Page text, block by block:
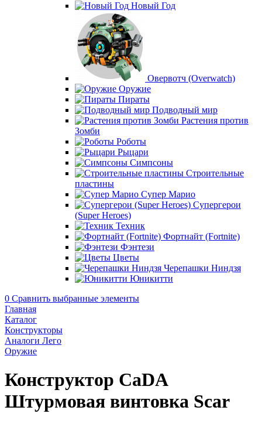
Новый Год
Овервотч (Overwatch)
Оружие
Пираты
Подводный мир
Растения против
Зомби
Роботы
Рыцари
Симпсоны
Строительные
пластины
Супер Марио
Супергерои
(Super Heroes)
Техник
Фортнайт (Fortnite)
Фэнтези
Цветы
Черепашки Ниндзя
Юникитти
0 Сравнить выбранные элементы
Главная
Каталог
Конструкторы
Аналоги Лего
Оружие
Конструктор CaDA
Штурмовая винтовка Scar